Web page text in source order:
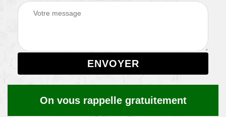
On vous rappelle gratuitement